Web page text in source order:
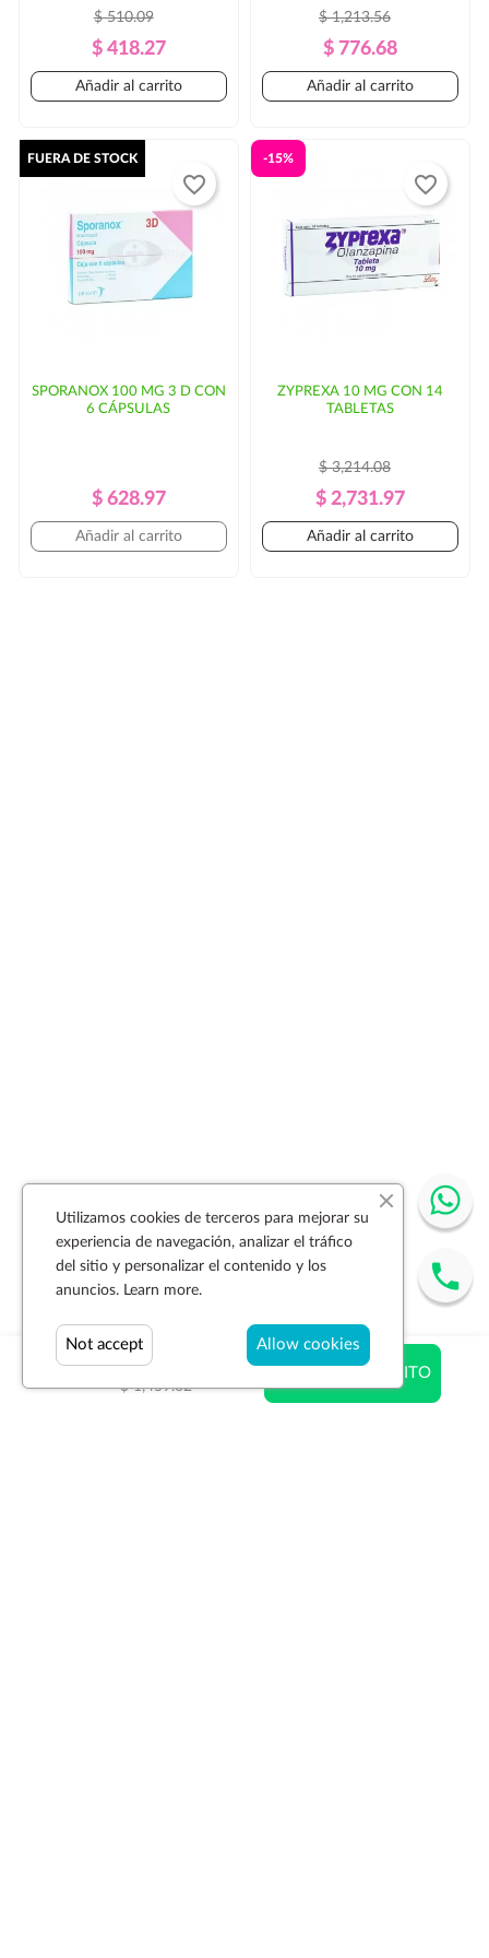
$ 1,123.91
$ 1,459.62
AÑADIR AL CARRITO
Precio
Regular
$ 510.09
Precio
$ 418.27
Añadir al carrito
Precio
Regular
$ 1,213.56
Precio
$ 776.68
Añadir al carrito
SPORANOX 100 MG 3 D CON
6 CÁPSULAS
Precio
Regular
Precio
$ 628.97
FUERA DE STOCK
Añadir al carrito
favorite_border
ZYPREXA 10 MG CON 14
TABLETAS
Precio
Regular
$ 3,214.08
Precio
$ 2,731.97
-15%
Añadir al carrito
favorite_border
Utilizamos cookies de terceros para mejorar su
experiencia de navegación, analizar el tráfico
del sitio y personalizar el contenido y los
anuncios. Learn more.
Allow cookies
Not accept